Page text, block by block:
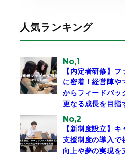
人気ランキング
No,1
【内定者研修】フ
に密着！経営陣や
からフィードバッ
更なる成長を目指
No,2
【新制度設立】
支援制度の導入で
向上や夢の実現を